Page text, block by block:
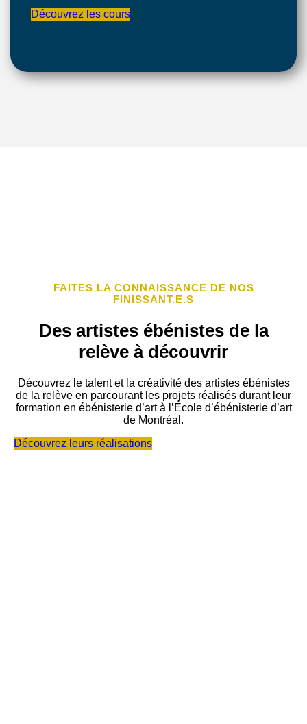
Découvrez les cours
FAITES LA CONNAISSANCE DE NOS
FINISSANT.E.S
Des artistes ébénistes de la
relève à découvrir
Découvrez le talent et la créativité des artistes ébénistes
de la relève en parcourant les projets réalisés durant leur
formation en ébénisterie d’art à l’École d’ébénisterie d’art
de Montréal.
Découvrez leurs réalisations